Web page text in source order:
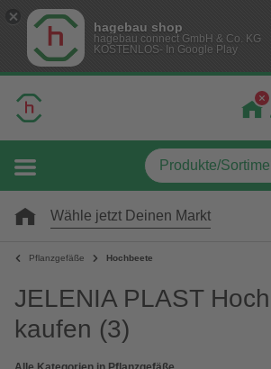
hagebau shop
hagebau connect GmbH & Co. KG
KOSTENLOS- In Google Play
Wähle jetzt Deinen Markt
Pflanzgefäße Hochbeete
JELENIA PLAST
kaufen (3)